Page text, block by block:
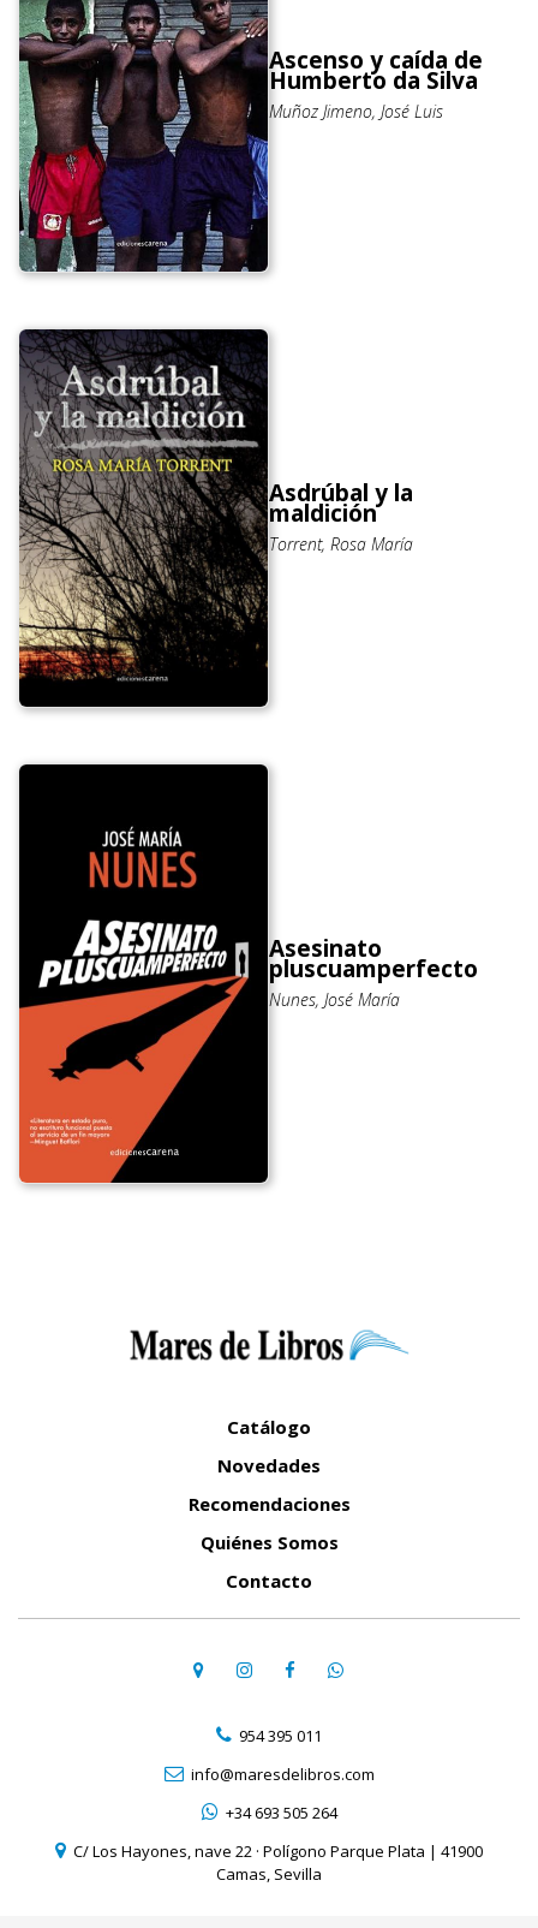
Ascenso y caída de
Humberto da Silva
Muñoz Jimeno, José Luis
Asdrúbal y la
maldición
Torrent, Rosa María
Asesinato
pluscuamperfecto
Nunes, José María
Catálogo
Novedades
Recomendaciones
Quiénes Somos
Contacto
954 395 011
info@maresdelibros.com
+34 693 505 264
C/ Los Hayones, nave 22 · Polígono Parque Plata | 41900
Camas, Sevilla